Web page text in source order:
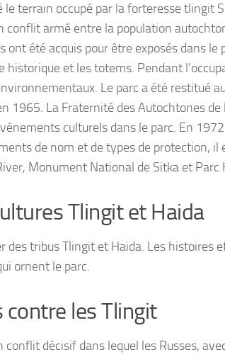
terrain occupé par la forteresse tlingit
conflit armé entre la population
été acquis pour être exposés dans le
et les totems. Pendant
Le parc a été restitué
1965. La Fraternité des Autochtones de
culturels dans le parc. En
de nom et de types de protection,
Monument National de Sitka et
Tlingit et Haida
des tribus Tlingit et Haida. Les histoires
ornent le parc.
contre les Tlingit
décisif dans lequel les Russes,